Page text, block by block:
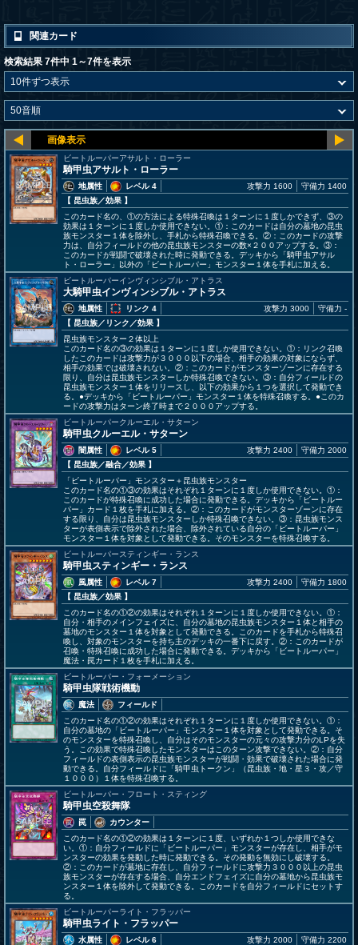
関連カード
検索結果 7件中 1～7件を表示
ビートルーパーアサルト・ローラー
騎甲虫アサルト・ローラー
地属性
レベル 4
【 昆虫族／効果 】
攻撃力 1600 守備力 1400
このカード名の、①の方法による特殊召喚は１ターンに１度しかできず、③の
効果は１ターンに１度しか使用できない。①：このカードは自分の墓地の昆虫
族モンスター１体を除外し、手札から特殊召喚できる。②：このカードの攻撃
力は、自分フィールドの他の昆虫族モンスターの数×２００アップする。③：
このカードが戦闘で破壊された時に発動できる。デッキから「騎甲虫アサル
ト・ローラー」以外の「ビートルーパー」モンスター１体を手札に加える。
ビートルーパーインヴィンシブル・アトラス
大騎甲虫インヴィンシブル・アトラス
地属性
リンク 4
【 昆虫族／リンク／効果 】
攻撃力 3000 守備力 -
昆虫族モンスター２体以上
このカード名の③の効果は１ターンに１度しか使用できない。①：リンク召喚
したこのカードは攻撃力が３０００以下の場合、相手の効果の対象にならず、
相手の効果では破壊されない。②：このカードがモンスターゾーンに存在する
限り、自分は昆虫族モンスターしか特殊召喚できない。③：自分フィールドの
昆虫族モンスター１体をリリースし、以下の効果から１つを選択して発動でき
る。●デッキから「ビートルーパー」モンスター１体を特殊召喚する。●このカ
ードの攻撃力はターン終了時まで２０００アップする。
ビートルーパークルーエル・サターン
騎甲虫クルーエル・サターン
闇属性
レベル 5
【 昆虫族／融合／効果 】
攻撃力 2400 守備力 2000
「ビートルーパー」モンスター＋昆虫族モンスター
このカード名の①③の効果はそれぞれ１ターンに１度しか使用できない。①：
このカードが特殊召喚に成功した場合に発動できる。デッキから「ビートルー
パー」カード１枚を手札に加える。②：このカードがモンスターゾーンに存在
する限り、自分は昆虫族モンスターしか特殊召喚できない。③：昆虫族モンス
ターが表側表示で除外された場合、除外されている自分の「ビートルーパー」
モンスター１体を対象として発動できる。そのモンスターを特殊召喚する。
ビートルーパースティンギー・ランス
騎甲虫スティンギー・ランス
風属性
レベル 7
【 昆虫族／効果 】
攻撃力 2400 守備力 1800
このカード名の①②の効果はそれぞれ１ターンに１度しか使用できない。①：
自分・相手のメインフェイズに、自分の墓地の昆虫族モンスター１体と相手の
墓地のモンスター１体を対象として発動できる。このカードを手札から特殊召
喚し、対象のモンスターを持ち主のデッキの一番下に戻す。②：このカードが
召喚・特殊召喚に成功した場合に発動できる。デッキから「ビートルーパー」
魔法・罠カード１枚を手札に加える。
ビートルーパー・フォーメーション
騎甲虫隊戦術機動
魔法
フィールド
このカード名の①②の効果はそれぞれ１ターンに１度しか使用できない。①：
自分の墓地の「ビートルーパー」モンスター１体を対象として発動できる。そ
のモンスターを特殊召喚し、自分はそのモンスターの元々の攻撃力分のLPを失
う。この効果で特殊召喚したモンスターはこのターン攻撃できない。②：自分
フィールドの表側表示の昆虫族モンスターが戦闘・効果で破壊された場合に発
動できる。自分フィールドに「騎甲虫トークン」（昆虫族・地・星３・攻／守
１０００）１体を特殊召喚する。
ビートルーパー・フロート・スティング
騎甲虫空殺舞隊
罠
カウンター
このカード名の①②の効果は１ターンに１度、いずれか１つしか使用できな
い。①：自分フィールドに「ビートルーパー」モンスターが存在し、相手がモ
ンスターの効果を発動した時に発動できる。その発動を無効にし破壊する。
②：このカードが墓地に存在し、自分フィールドに攻撃力３０００以上の昆虫
族モンスターが存在する場合、自分エンドフェイズに自分の墓地から昆虫族モ
ンスター１体を除外して発動できる。このカードを自分フィールドにセットす
る。
ビートルーパーライト・フラッパー
騎甲虫ライト・フラッパー
水属性
レベル 6
攻撃力 2000 守備力 2200